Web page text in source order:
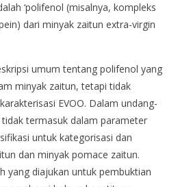
‘polifenol (misalnya, kompleks
dari minyak zaitun extra-virgin
umum tentang polifenol yang
minyak zaitun, tetapi tidak
EVOO. Dalam undang-
termasuk dalam parameter
untuk kategorisasi dan
dan minyak pomace zaitun.
yang diajukan untuk pembuktian